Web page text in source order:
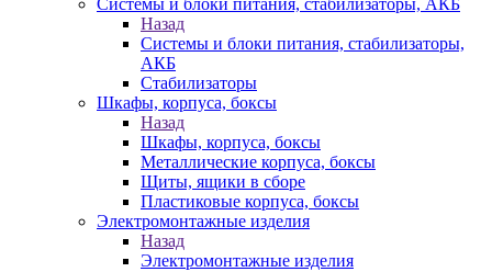
Системы и блоки питания, стабилизаторы, АКБ
Назад
Системы и блоки питания, стабилизаторы,
АКБ
Стабилизаторы
Шкафы, корпуса, боксы
Назад
Шкафы, корпуса, боксы
Металлические корпуса, боксы
Щиты, ящики в сборе
Пластиковые корпуса, боксы
Электромонтажные изделия
Назад
Электромонтажные изделия